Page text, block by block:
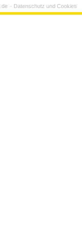
Datenschutz und Cookies